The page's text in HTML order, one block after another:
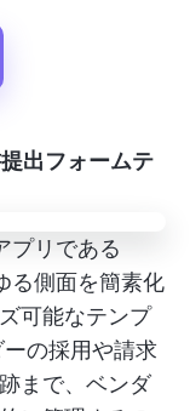
出フォームテ
プリである
る側面を簡素化
可能なテンプ
の採用や請求
まで、ベンダ